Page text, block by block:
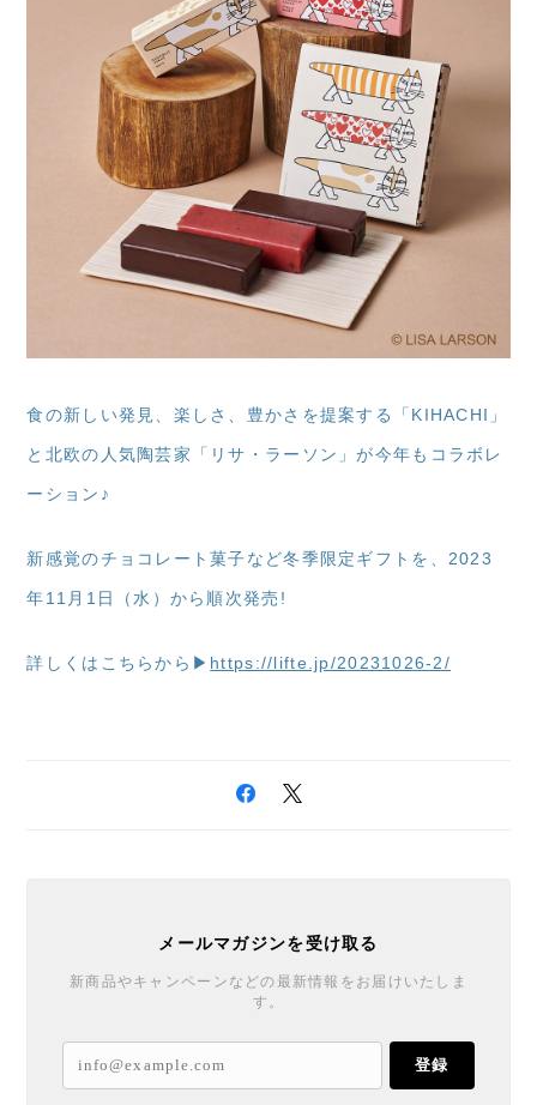
食の新しい発見、楽しさ、豊かさを提案する「KIHACHI」
と北欧の人気陶芸家「リサ・ラーソン」が今年もコラボレ
ーション♪
新感覚のチョコレート菓子など冬季限定ギフトを、2023
年11月1日（水）から順次発売!
詳しくはこちらから▶ https://lifte.jp/20231026-2/
メールマガジンを受け取る
新商品やキャンペーンなどの最新情報をお届けいたしま
す。
登録